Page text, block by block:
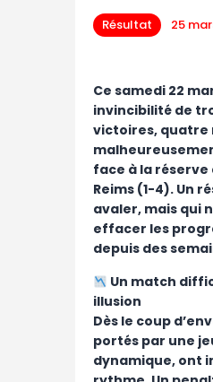
Résultat 25
Ce samedi 22
invincibilité de
victoires, quatre
face à la réserve
Reims (1-4). Un
avaler, mais qui
effacer les
depuis des
Un match
illusion
Dès le coup
portés par une
dynamique, ont